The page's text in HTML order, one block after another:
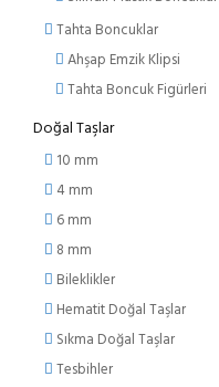
Tahta Boncuklar
Ahşap Emzik Klipsi
Tahta Boncuk Figürleri
Doğal Taşlar
10 mm
4 mm
6 mm
8 mm
Bileklikler
Hematit Doğal Taşlar
Sıkma Doğal Taşlar
Tesbihler